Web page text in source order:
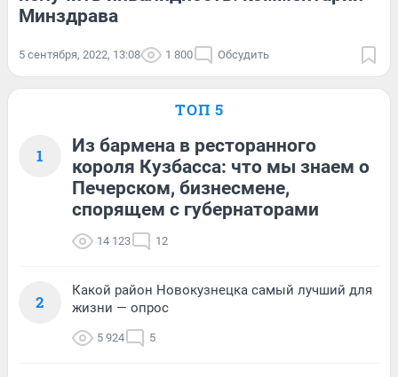
Минздрава
5 сентября, 2022, 13:08 1 800 Обсудить
ТОП 5
1
Из бармена в ресторанного
короля Кузбасса: что мы знаем о
Печерском, бизнесмене,
спорящем с губернаторами
14 123 12
2
Какой район Новокузнецка самый лучший для
жизни — опрос
5 924 5